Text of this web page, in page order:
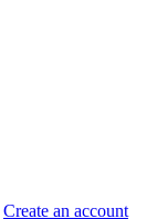
Create an account